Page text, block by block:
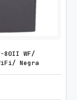
80II WF/
Negra